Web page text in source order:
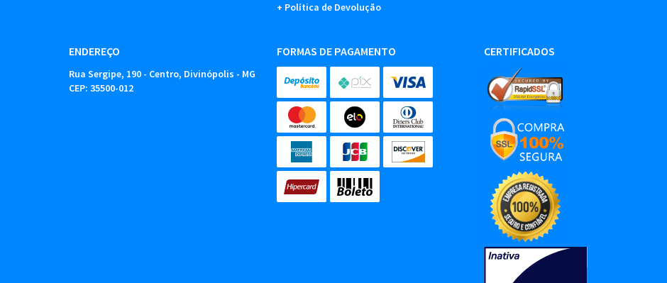
Política de Devolução
ENDEREÇO
Rua Sergipe, 190 - Centro, Divinópolis - MG
CEP: 35500-012
FORMAS DE PAGAMENTO CERTIFICADOS